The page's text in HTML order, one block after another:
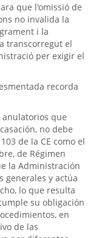
que l'omissió de
no invalida la
i la
transcorregut el
per exigir el
recorda
anulatorios que
no debe
de la CE como el
de Régimen
la Administración
generales y actúa
lo que resulta
su obligación
en
de las